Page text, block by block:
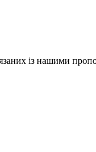
із нашими